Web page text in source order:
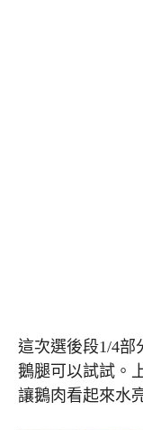
這次選後段1/4部
鵝腿可以試試。
讓鵝肉看起來水